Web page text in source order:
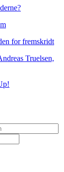
for fremskridt
Truelsen,